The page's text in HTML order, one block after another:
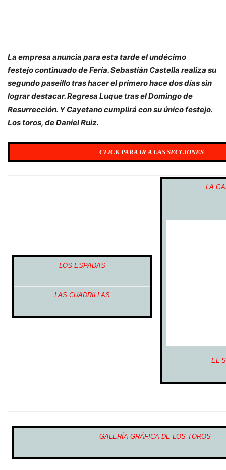
La empresa anuncia para esta tarde el undécimo
festejo continuado de Feria. Sebastián Castella realiza su
segundo paseíllo tras hacer el primero hace dos días sin
lograr destacar. Regresa Luque tras el Domingo de
Resurrección. Y Cayetano cumplirá con su único festejo.
Los toros, de Daniel Ruiz.
CLICK PARA IR A LAS SECCIONES
LOS ESPADAS
LAS CUADRILLAS
LA
EL
GALERÍA GRÁFICA DE LOS TOROS